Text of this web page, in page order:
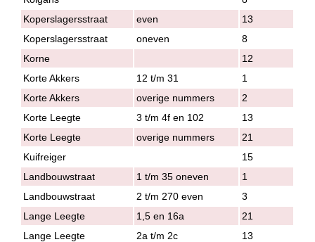
Koperslagersstraat
even
13
Koperslagersstraat
oneven
8
Korne
12
Korte Akkers
12 t/m 31
1
Korte Akkers
overige nummers
2
Korte Leegte
3 t/m 4f en 102
13
Korte Leegte
overige nummers
21
Kuifreiger
15
Landbouwstraat
1 t/m 35 oneven
1
Landbouwstraat
2 t/m 270 even
3
Lange Leegte
1,5 en 16a
21
Lange Leegte
2a t/m 2c
13